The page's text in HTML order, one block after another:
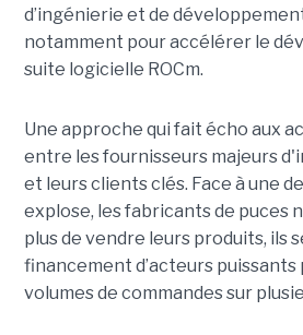
d’ingénierie et de
notamment pour accélérer le
suite logicielle ROCm.
Une approche qui fait écho aux
entre les fournisseurs majeurs
et leurs clients clés. Face à une
explose, les fabricants de puces
plus de vendre leurs produits, ils
financement d’acteurs puissants
volumes de commandes sur